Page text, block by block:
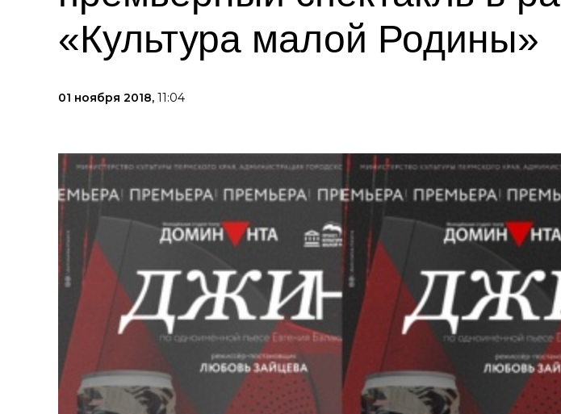
«Культура малой Родины»
01 ноября 2018, 11:04